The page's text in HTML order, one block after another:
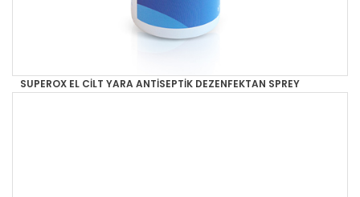
SUPEROX EL CİLT YARA ANTİSEPTİK DEZENFEKTAN SPREY